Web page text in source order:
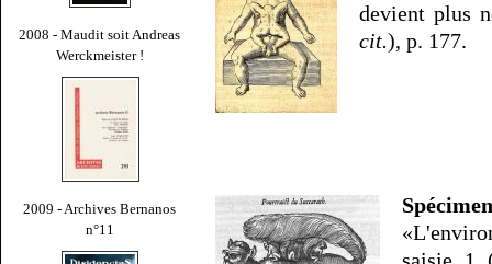
2008 - Maudit soit Andreas
Werckmeister !
2009 - Archives Bernanos
n°11
devient plus
cit.), p. 177.